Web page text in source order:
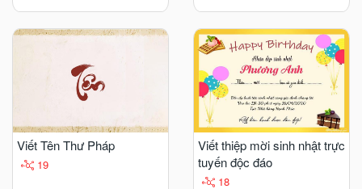
Viết Tên Thư Pháp
19
Viết thiệp mời sinh nhật trực
tuyến độc đáo
18